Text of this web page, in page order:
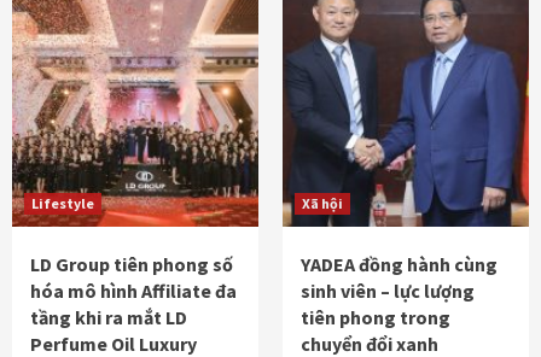
Lifestyle
LD Group tiên phong số
hóa mô hình Affiliate đa
tầng khi ra mắt LD
Perfume Oil Luxury
Xã hội
YADEA đồng hành cùng
sinh viên – lực lượng
tiên phong trong
chuyển đổi xanh